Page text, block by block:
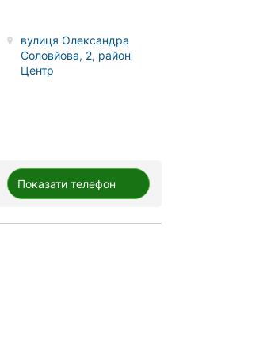
вулиця Олександра
Соловйова, 2, район
Центр
Показати телефон